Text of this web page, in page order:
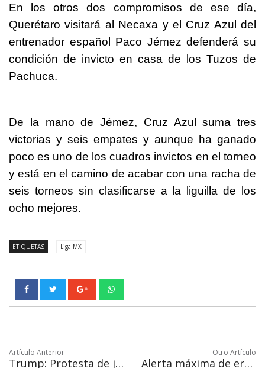
En los otros dos compromisos de ese día,
Querétaro visitará al Necaxa y el Cruz Azul del
entrenador español Paco Jémez defenderá su
condición de invicto en casa de los Tuzos de
Pachuca.
De la mano de Jémez, Cruz Azul suma tres
victorias y seis empates y aunque ha ganado
poco es uno de los cuadros invictos en el torneo
y está en el camino de acabar con una racha de
seis torneos sin clasificarse a la liguilla de los
ocho mejores.
ETIQUETAS Liga MX
Artículo Anterior
Trump: Protesta de jugadores "no tiene nada que ver con la raza"
Otro Artículo
Alerta máxima de erupción del Monte Agung en Bali, Indonesia